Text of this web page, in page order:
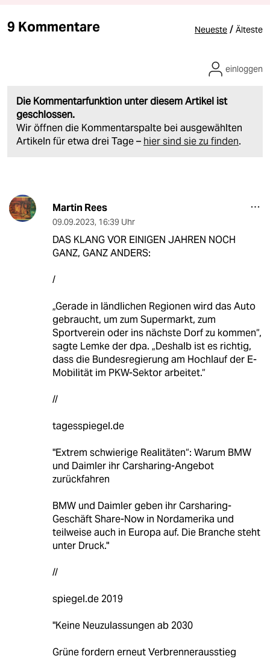
9 Kommentare Neueste / Älteste
Die Kommentarfunktion unter diesem Artikel ist
geschlossen.
Wir öffnen die Kommentarspalte bei ausgewählten
Artikeln für etwa drei Tage – hier sind sie zu finden.
einloggen
Martin Rees
09.09.2023, 16:39 Uhr
DAS KLANG VOR EINIGEN JAHREN NOCH
GANZ, GANZ ANDERS:
/
„Gerade in ländlichen Regionen wird das Auto
gebraucht, um zum Supermarkt, zum
Sportverein oder ins nächste Dorf zu kommen“,
sagte Lemke der dpa. „Deshalb ist es richtig,
dass die Bundesregierung am Hochlauf der E-
Mobilität im PKW-Sektor arbeitet.“
//
tagesspiegel.de
"Extrem schwierige Realitäten“: Warum BMW
und Daimler ihr Carsharing-Angebot
zurückfahren
BMW und Daimler geben ihr Carsharing-
Geschäft Share-Now in Nordamerika und
teilweise auch in Europa auf. Die Branche steht
unter Druck."
//
spiegel.de 2019
"Keine Neuzulassungen ab 2030
Grüne fordern erneut Verbrennerausstieg